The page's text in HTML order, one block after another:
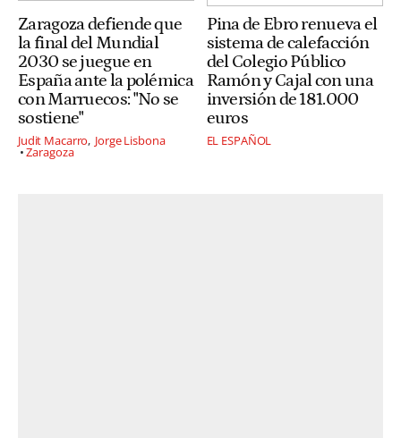
Zaragoza defiende que
la final del Mundial
2030 se juegue en
España ante la polémica
con Marruecos: "No se
sostiene"
Judit Macarro Jorge Lisbona
Zaragoza
Pina de Ebro renueva el
sistema de calefacción
del Colegio Público
Ramón y Cajal con una
inversión de 181.000
euros
EL ESPAÑOL